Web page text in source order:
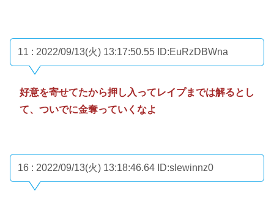
11 : 2022/09/13(火) 13:17:50.55 ID:EuRzDBWna
好意を寄せてたから押し入ってレイプまでは解るとし
て、ついでに金奪っていくなよ
16 : 2022/09/13(火) 13:18:46.64 ID:slewinnz0